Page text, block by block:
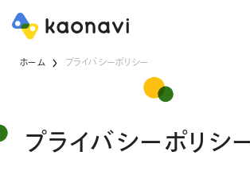
ホーム プライバシーポリシー
プライバシーポリシ